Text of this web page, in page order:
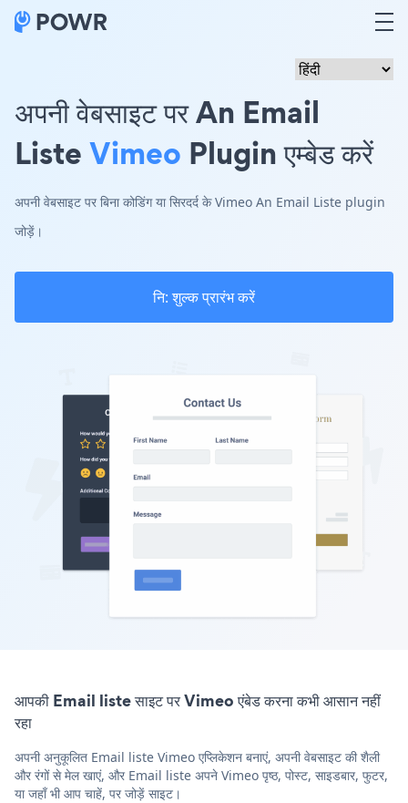
अपनी वेबसाइट पर An Email
ListeVimeo Plugin एम्बेड करें
अपनी वेबसाइट पर बिना कोडिंग या सिरदर्द के Vimeo An Email Liste plugin
जोड़ें।
नि: शुल्क प्रारंभ करें
आपकी Email liste साइट पर Vimeo एंबेड करना कभी आसान नहीं
रहा
अपनी अनुकूलित Email liste Vimeo एप्लिकेशन बनाएं, अपनी वेबसाइट की शैली
और रंगों से मेल खाएं, और Email liste अपने Vimeo पृष्ठ, पोस्ट, साइडबार, फुटर,
या जहाँ भी आप चाहें, पर जोड़ें साइट।